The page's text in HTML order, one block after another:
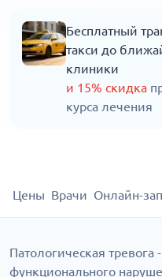
Бесплатный
такси до
клиники
и 15% скидка
курса лечения
Цены Врачи Онлайн-
Патологическая тревога
функционального